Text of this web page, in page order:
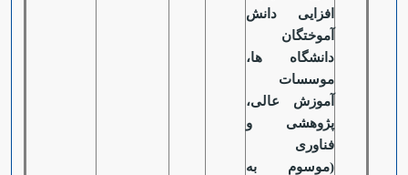
افزایی دانش
آموختگان
دانشگاه ها،
موسسات
آموزش عالی،
پژوهشی و
فناوری
(موسوم به